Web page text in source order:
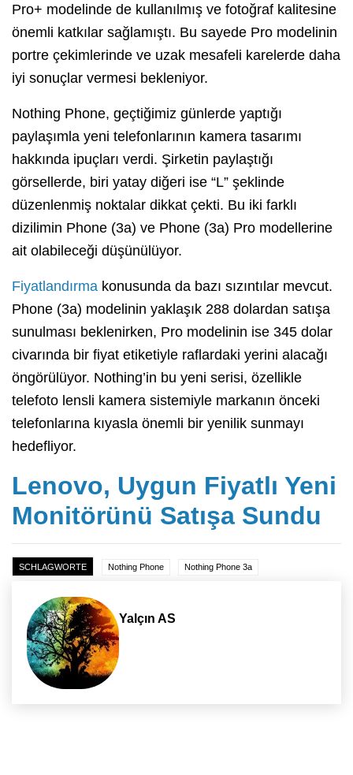
Pro+ modelinde de kullanılmış ve fotoğraf kalitesine
önemli katkılar sağlamıştı. Bu sayede Pro modelinin
portre çekimlerinde ve uzak mesafeli karelerde daha
iyi sonuçlar vermesi bekleniyor.
Nothing Phone, geçtiğimiz günlerde yaptığı
paylaşımla yeni telefonlarının kamera tasarımı
hakkında ipuçları verdi. Şirketin paylaştığı
görsellerde, biri yatay diğeri ise “L” şeklinde
düzenlenmiş noktalar dikkat çekti. Bu iki farklı
dizilimin Phone (3a) ve Phone (3a) Pro modellerine
ait olabileceği düşünülüyor.
Fiyatlandırma konusunda da bazı sızıntılar mevcut.
Phone (3a) modelinin yaklaşık 288 dolardan satışa
sunulması beklenirken, Pro modelinin ise 345 dolar
civarında bir fiyat etiketiyle raflardaki yerini alacağı
öngörülüyor. Nothing’in bu yeni serisi, özellikle
telefoto lensli kamera sistemiyle markanın önceki
telefonlarına kıyasla önemli bir yenilik sunmayı
hedefliyor.
Lenovo, Uygun Fiyatlı Yeni
Monitörünü Satışa Sundu
SCHLAGWORTE Nothing Phone Nothing Phone 3a
Yalçın AS